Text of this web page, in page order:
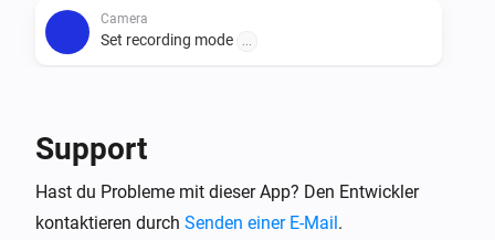
Camera
Set recording mode
Support
Hast du Probleme mit dieser App? Den Entwickler
kontaktieren durch Senden einer E-Mail.